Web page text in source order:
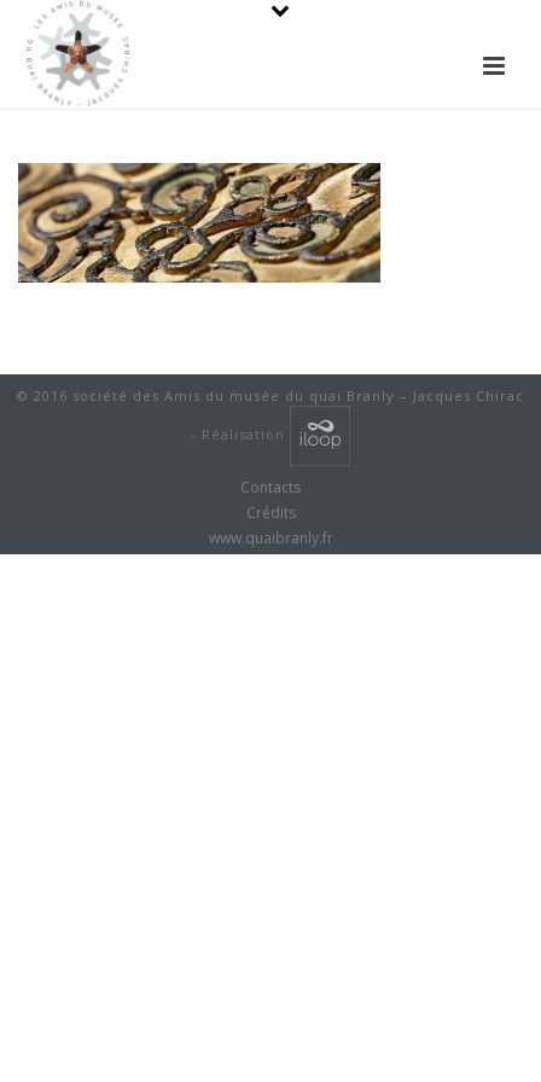
© 2016 société des Amis du musée du quai Branly – Jacques Chirac
- Réalisation
Contacts
Crédits
www.quaibranly.fr